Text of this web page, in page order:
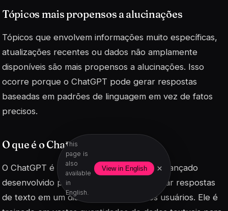
This
page is
also
available
in
English.
View in English ×
Tópicos mais propensos a alucinações
Tópicos que envolvem informações muito específicas,
atualizações recentes ou dados não amplamente
disponíveis são mais propensos a alucinações. Isso
ocorre porque o ChatGPT pode gerar respostas
baseadas em padrões de linguagem em vez de fatos
precisos.
O que é o ChatGPT?
O ChatGPT é um modelo de linguagem avançado
desenvolvido pela OpenAI, capaz de gerar respostas
de texto em um diálogo natural com os usuários. Ele é